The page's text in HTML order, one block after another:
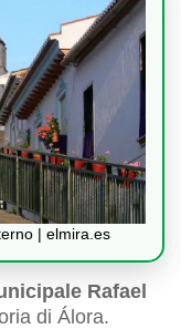
| elmira.es
Rafael
di Álora.